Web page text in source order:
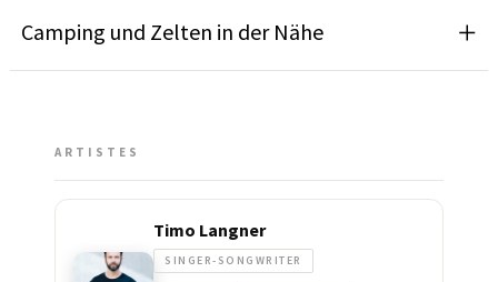
Camping und Zelten in der Nähe
ARTISTES
Timo Langner
SINGER-SONGWRITER